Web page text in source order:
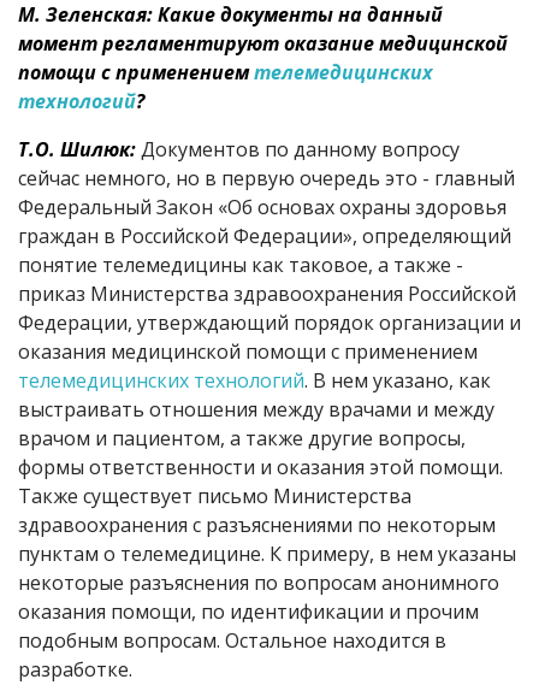
М. Зеленская: Какие документы на данный
момент регламентируют оказание медицинской
помощи с применениемтелемедицинских
технологий?
Т.О. Шилюк:Документов по данному вопросу
сейчас немного, но в первую очередь это - главный
Федеральный Закон «Об основах охраны здоровья
граждан в Российской Федерации», определяющий
понятие телемедицины как таковое, а также -
приказ Министерства здравоохранения Российской
Федерации, утверждающий порядок организации и
оказания медицинской помощи с применением
телемедицинских технологий. В нем указано, как
выстраивать отношения между врачами и между
врачом и пациентом, а также другие вопросы,
формы ответственности и оказания этой помощи.
Также существует письмо Министерства
здравоохранения с разъяснениями по некоторым
пунктам о телемедицине. К примеру, в нем указаны
некоторые разъяснения по вопросам анонимного
оказания помощи, по идентификации и прочим
подобным вопросам. Остальное находится в
разработке.